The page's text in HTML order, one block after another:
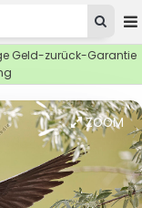
Geld-zurück-Garantie
ZOOM